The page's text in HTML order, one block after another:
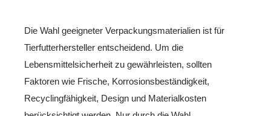
Die Wahl geeigneter Verpackungsmaterialien ist für
Tierfutterhersteller entscheidend. Um die
Lebensmittelsicherheit zu gewährleisten, sollten
Faktoren wie Frische, Korrosionsbeständigkeit,
Recyclingfähigkeit, Design und Materialkosten